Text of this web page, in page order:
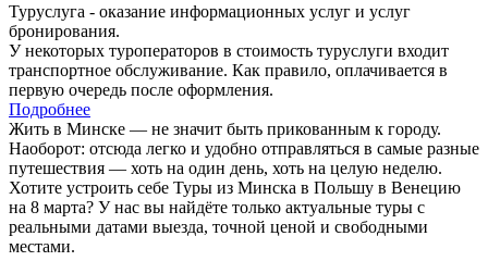
Туруслуга - оказание информационных услуг и услуг
бронирования.
У некоторых туроператоров в стоимость туруслуги входит
транспортное обслуживание. Как правило, оплачивается в
первую очередь после оформления.
Подробнее
Жить в Минске — не значит быть прикованным к городу.
Наоборот: отсюда легко и удобно отправляться в самые разные
путешествия — хоть на один день, хоть на целую неделю.
Хотите устроить себе Туры из Минска в Польшу в Венецию
на 8 марта? У нас вы найдёте только актуальные туры с
реальными датами выезда, точной ценой и свободными
местами.